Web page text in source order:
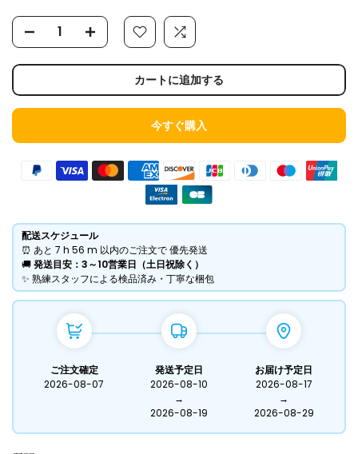
カートに追加する
今すぐ購入
配送スケジュール
⏰ あと 7 h 56 m 以内のご注文で 優先発送
​🚚発送目安：3～10営業日（土日祝除く）
​✨ 熟練スタッフによる検品済み・丁寧な梱包
ご注文確定
2026-08-07
発送予定日
2026-08-10
→
2026-08-19
お届け予定日
2026-08-17
→
2026-08-29